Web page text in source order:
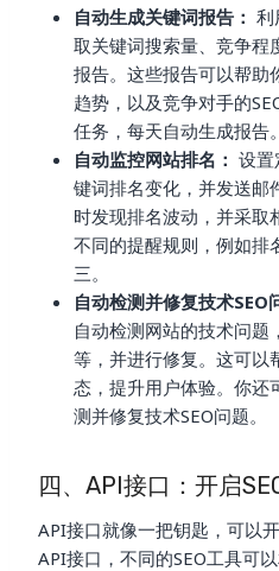
自动生成关键词报告： 利
取关键词搜索量、竞争程
报告。这些报告可以帮助
趋势，以及竞争对手的
任务，每天自动生成报告。
自动监控网站排名： 设置
键词排名变化，并发送邮
时发现排名波动，并采取
不同的提醒规则，例如排
三。
自动检测并修复技术SEO
自动检测网站的技术问
等，并进行修复。这可以
态，提升用户体验。你还
测并修复技术SEO问题。
四、API接口：开启
API接口就像一把钥匙，可以
API接口，不同的SEO工具可